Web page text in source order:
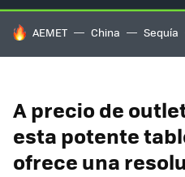
HOY SE HABLA DE
AEMET China Sequía
A precio de
esta potente
ofrece una